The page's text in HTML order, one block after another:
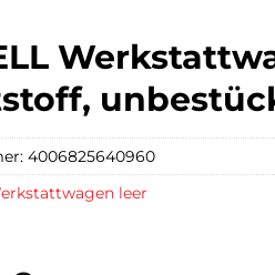
4006825640960
leer